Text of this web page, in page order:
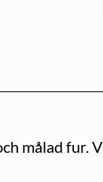
målad fur.